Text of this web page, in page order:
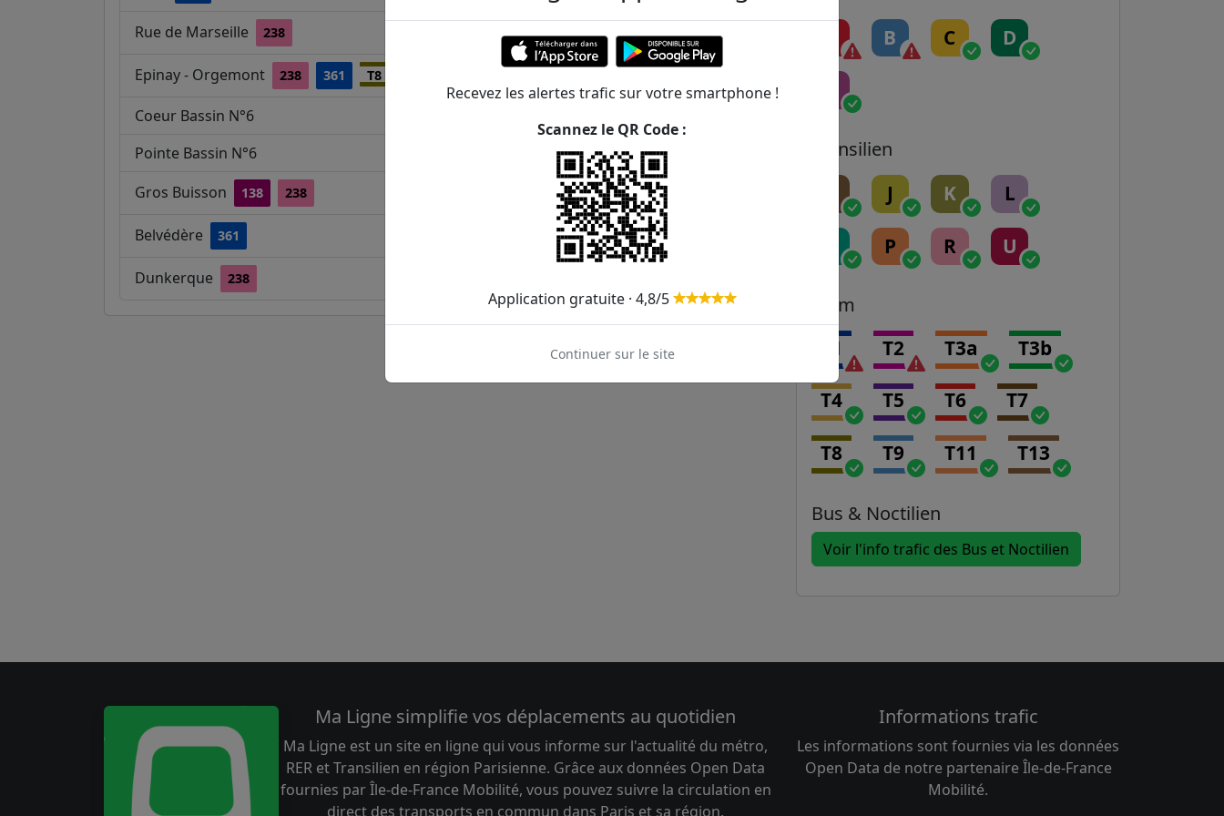
Rue de Marseille 238
Epinay - Orgemont 238 361 T8 614m
Coeur Bassin N°6
Pointe Bassin N°6
Gros Buisson 138 238
Belvédère 361
Dunkerque 238
B C D
Transilien
J K L
P R U
Tram
T1 T2 T3a T3b
T4 T5 T6 T7
T8 T9 T11 T13
Bus & Noctilien
Voir l'info trafic des Bus et Noctilien
Ma Ligne simplifie vos déplacements au quotidien
Ma Ligne est un site en ligne qui vous informe sur l'actualité du métro,
RER et Transilien en région Parisienne. Grâce aux données Open Data
fournies par Île-de-France Mobilité, vous pouvez suivre la circulation en
direct des transports en commun dans Paris et sa région.
Informations trafic
Les informations sont fournies via les données
Open Data de notre partenaire Île-de-France
Mobilité.
Recevez les alertes trafic sur votre smartphone !
Scannez le QR Code :
Application gratuite · 4,8/5
Continuer sur le site